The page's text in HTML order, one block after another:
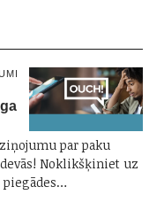
par paku
Noklikšķiniet uz
piegādes…